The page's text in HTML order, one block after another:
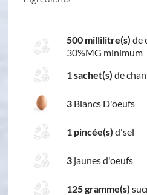
500 millilitre(s) de
30%MG minimum
1 sachet(s) de
3 Blancs D'oeufs
1 pincée(s) d'sel
3 jaunes d'oeufs
125 gramme(s)